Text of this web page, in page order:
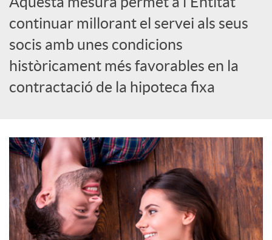
S
o
c
i
a
l
continuar millorant el servei als seus
socis amb unes condicions
històricament més favorables en la
contractació de la hipoteca fixa